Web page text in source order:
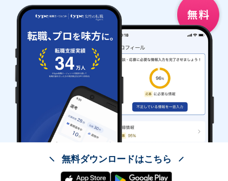
無料ダウンロードはこちら